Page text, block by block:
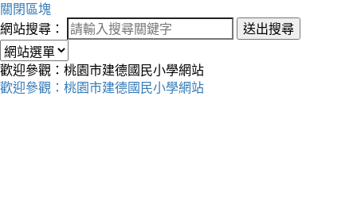
關閉區塊
網站搜尋：
送出搜尋
歡迎參觀：桃園市建德國民小學網站
歡迎參觀：桃園市建德國民小學網站